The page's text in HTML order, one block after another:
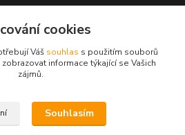
cookies
Váš souhlas s použitím souborů
informace týkající se Vašich
zájmů.
Souhlasím